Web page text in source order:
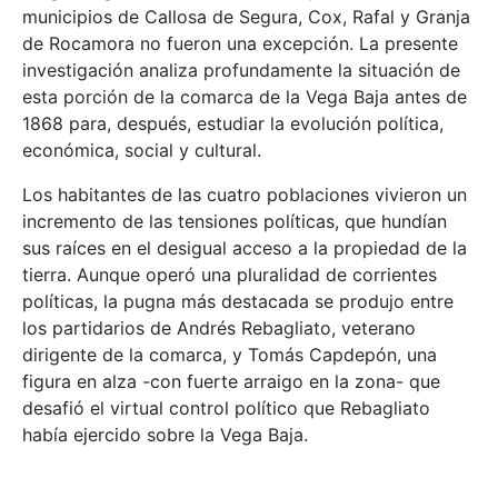
municipios de Callosa de Segura, Cox, Rafal y Granja
de Rocamora no fueron una excepción. La presente
investigación analiza profundamente la situación de
esta porción de la comarca de la Vega Baja antes de
1868 para, después, estudiar la evolución política,
económica, social y cultural.
Los habitantes de las cuatro poblaciones vivieron un
incremento de las tensiones políticas, que hundían
sus raíces en el desigual acceso a la propiedad de la
tierra. Aunque operó una pluralidad de corrientes
políticas, la pugna más destacada se produjo entre
los partidarios de Andrés Rebagliato, veterano
dirigente de la comarca, y Tomás Capdepón, una
figura en alza -con fuerte arraigo en la zona- que
desafió el virtual control político que Rebagliato
había ejercido sobre la Vega Baja.